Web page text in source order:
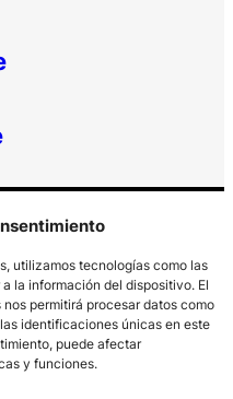
utilizamos tecnologías como las
la información del dispositivo. El
permitirá procesar datos como
identificaciones únicas en este
puede afectar
y funciones.